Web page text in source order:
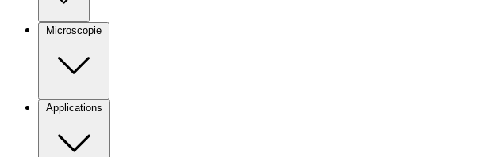
Microscopie
Applications